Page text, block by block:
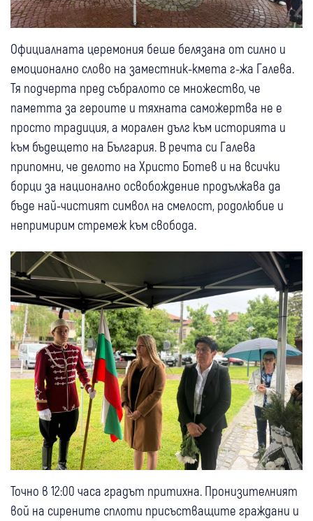
Официалната церемония беше белязана от силно и
емоционално слово на заместник-кмета г-жа Галева.
Тя подчерта пред събралото се множество, че
паметта за героите и тяхната саможертва не е
просто традиция, а морален дълг към историята и
към бъдещето на България. В речта си Галева
припомни, че делото на Христо Ботев и на всички
борци за национално освобождение продължава да
бъде най-чистият символ на смелост, родолюбие и
непримирим стремеж към свобода.
Точно в 12:00 часа градът притихна. Пронизителният
вой на сирените сплоти присъстващите граждани и